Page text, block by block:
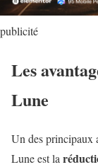
publicité
Les
Lune
Un des principaux
Lune est la